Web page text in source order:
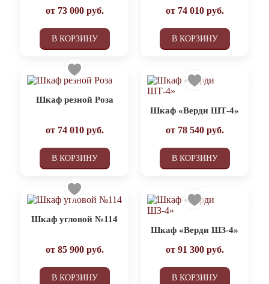
от 73 000руб.
В КОРЗИНУ
от 74 010руб.
В КОРЗИНУ
Шкаф резной Роза
от 74 010руб.
В КОРЗИНУ
Шкаф «Верди ШТ-4»
от 78 540руб.
В КОРЗИНУ
Шкаф угловой №114
от 85 900руб.
В КОРЗИНУ
Шкаф «Верди ШЗ-4»
от 91 300руб.
В КОРЗИНУ